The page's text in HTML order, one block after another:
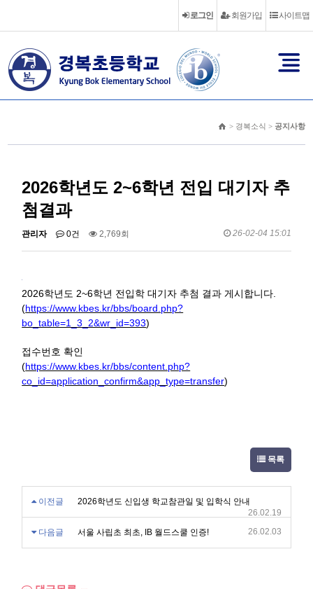
사이트맵
회원가입
로그인
> 경복소식 > 공지사항
2026학년도 2~6학년 전입 대기자 추
첨결과
관리자 0건 2,769회 26-02-04 15:01
2026학년도 2~6학년 전입학 대기자 추첨 결과 게시합니다.
(https://www.kbes.kr/bbs/board.php?
bo_table=1_3_2&wr_id=393)
접수번호 확인
(https://www.kbes.kr/bbs/content.php?
co_id=application_confirm&app_type=transfer)
목록
이전글
2026학년도 신입생 학교참관일 및 입학식 안내
26.02.19
다음글
서울 사립초 최초, IB 월드스쿨 인증! 26.02.03